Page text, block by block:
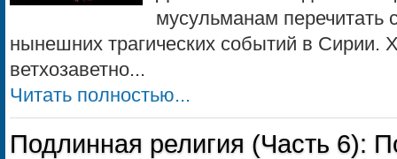
мусульманам перечитать
нынешних трагических событий в Сирии.
ветхозаветно...
Читать полностью...
Подлинная религия (Часть 6):